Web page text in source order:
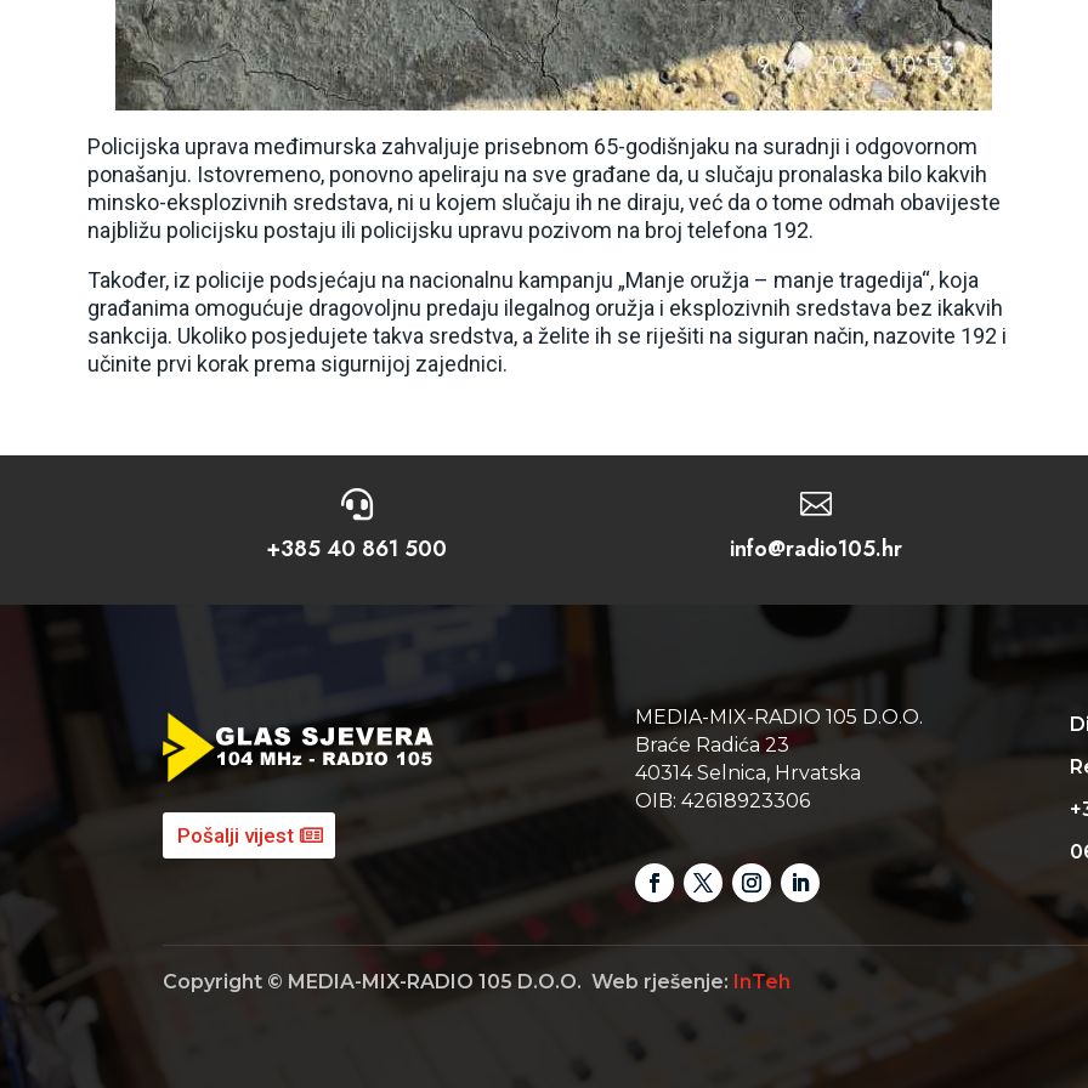
Policijska uprava međimurska zahvaljuje prisebnom 65-godišnjaku na suradnji i odgovornom
ponašanju. Istovremeno, ponovno apeliraju na sve građane da, u slučaju pronalaska bilo kakvih
minsko-eksplozivnih sredstava, ni u kojem slučaju ih ne diraju, već da o tome odmah obavijeste
najbližu policijsku postaju ili policijsku upravu pozivom na broj telefona 192.
Također, iz policije podsjećaju na nacionalnu kampanju „Manje oružja – manje tragedija“, koja
građanima omogućuje dragovoljnu predaju ilegalnog oružja i eksplozivnih sredstava bez ikakvih
sankcija. Ukoliko posjedujete takva sredstva, a želite ih se riješiti na siguran način, nazovite 192 i
učinite prvi korak prema sigurnijoj zajednici.

+385 40 861 500

info@radio105.hr
Pošalji vijest
MEDIA-MIX-RADIO 105 D.O.O.
Braće Radića 23
40314 Selnica, Hrvatska
OIB: 42618923306
Copyright © MEDIA-MIX-RADIO 105 D.O.O. Web rješenje: InTeh